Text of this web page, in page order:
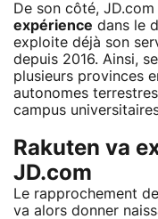
De son côté,
expérience dans le
exploite déjà son
depuis 2016. Ainsi,
plusieurs provinces
autonomes
campus
Rakuten va
JD.com
Le rapprochement
va alors donner